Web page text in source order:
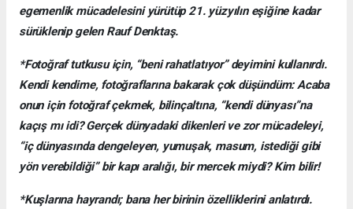
egemenlik mücadelesini yürütüp 21. yüzyılın eşiğine kadar
sürüklenip gelen Rauf Denktaş.
*Fotoğraf tutkusu için, “beni rahatlatıyor” deyimini kullanırdı.
Kendi kendime, fotoğraflarına bakarak çok düşündüm: Acaba
onun için fotoğraf çekmek, bilinçaltına, “kendi dünyası”na
kaçış mı idi? Gerçek dünyadaki dikenleri ve zor mücadeleyi,
“iç dünyasında dengeleyen, yumuşak, masum, istediği gibi
yön verebildiği” bir kapı aralığı, bir mercek miydi? Kim bilir!
*Kuşlarına hayrandı; bana her birinin özelliklerini anlatırdı.